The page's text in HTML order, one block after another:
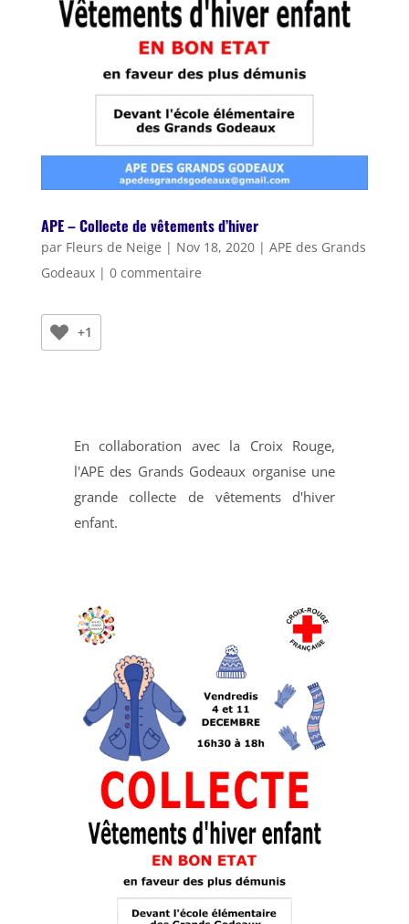
APE – Collecte de vêtements d’hiver
par Fleurs de Neige | Nov 18, 2020| APE des Grands
Godeaux| 0 commentaire
+1
En collaboration avec la Croix Rouge,
l'APE des Grands Godeaux organise une
grande collecte de vêtements d'hiver
enfant.